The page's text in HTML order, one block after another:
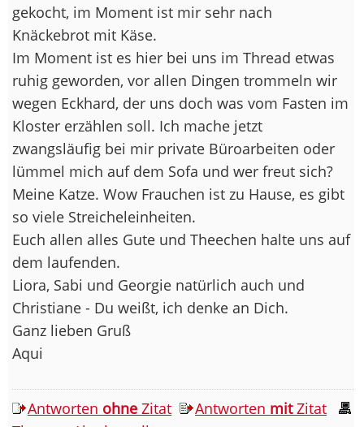
gekocht, im Moment ist mir sehr nach
Knäckebrot mit Käse.
Im Moment ist es hier bei uns im Thread etwas
ruhig geworden, vor allen Dingen trommeln wir
wegen Eckhard, der uns doch was vom Fasten im
Kloster erzählen soll. Ich mache jetzt
zwangsläufig bei mir private Büroarbeiten oder
lümmel mich auf dem Sofa und wer freut sich?
Meine Katze. Wow Frauchen ist zu Hause, es gibt
so viele Streicheleinheiten.
Euch allen alles Gute und Theechen halte uns auf
dem laufenden.
Liora, Sabi und Georgie natürlich auch und
Christiane - Du weißt, ich denke an Dich.
Ganz lieben Gruß
Aqui
Antworten ohne Zitat Antworten mitZitat